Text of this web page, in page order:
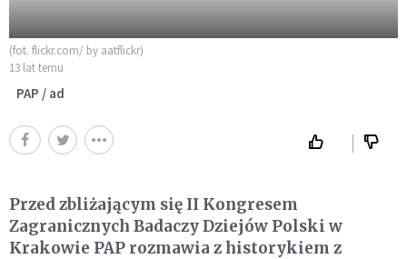
(fot. flickr.com/ by aatflickr)
13 lat temu
PAP / ad
Przed zbliżającym się II Kongresem
Zagranicznych Badaczy Dziejów Polski w
Krakowie PAP rozmawia z historykiem z